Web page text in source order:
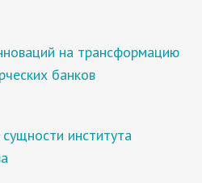
на трансформацию
банков
института